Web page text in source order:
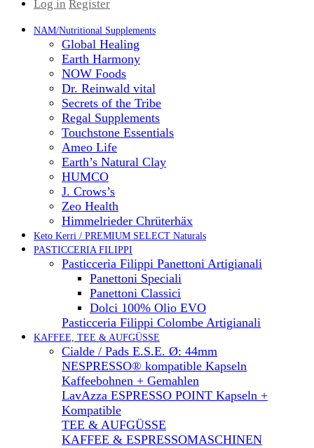
Log in Register
NAM/Nutritional Supplements
Global Healing
Earth Harmony
NOW Foods
Dr. Reinwald vital
Secrets of the Tribe
Regal Supplements
Touchstone Essentials
Ameo Life
Earth’s Natural Clay
HUMCO
J. Crows’s
Zeo Health
Himmelrieder Chrüterhäx
Keto Kerri / PREMIUM SELECT Naturals
PASTICCERIA FILIPPI
Pasticceria Filippi Panettoni Artigianali
Panettoni Speciali
Panettoni Classici
Dolci 100% Olio EVO
Pasticceria Filippi Colombe Artigianali
KAFFEE, TEE & AUFGÜSSE
Cialde / Pads E.S.E. Ø: 44mm
NESPRESSO® kompatible Kapseln
Kaffeebohnen + Gemahlen
LavAzza ESPRESSO POINT Kapseln +
Kompatible
TEE & AUFGÜSSE
KAFFEE & ESPRESSOMASCHINEN